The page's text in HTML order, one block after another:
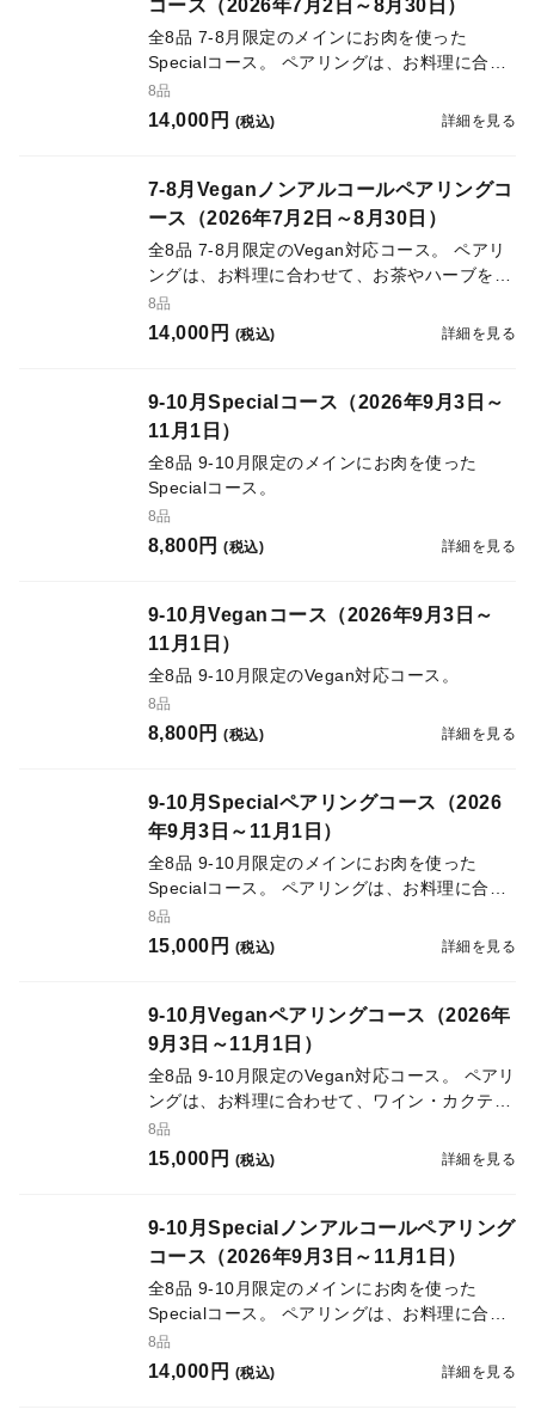
コース（2026年7月2日～8月30日）
全8品 7-8月限定のメインにお肉を使った
Specialコース。 ペアリングは、お料理に合わ
せて、お茶やハーブをベースとしたオリジナル
のノンアルコールカクテル6種をご用意。
8品
14,000円 (税込) 詳細を見る
7-8月Veganノンアルコールペアリングコ
ース（2026年7月2日～8月30日）
全8品 7-8月限定のVegan対応コース。 ペアリ
ングは、お料理に合わせて、お茶やハーブをベ
ースとしたオリジナルのノンアルコールカクテ
ル6種をご用意。
8品
14,000円 (税込) 詳細を見る
9-10月Specialコース（2026年9月3日～
11月1日）
全8品 9-10月限定のメインにお肉を使った
Specialコース。
8品
8,800円 (税込) 詳細を見る
9-10月Veganコース（2026年9月3日～
11月1日）
全8品 9-10月限定のVegan対応コース。
8品
8,800円 (税込) 詳細を見る
9-10月Specialペアリングコース（2026
年9月3日～11月1日）
全8品 9-10月限定のメインにお肉を使った
Specialコース。 ペアリングは、お料理に合わ
せて、ワイン・カクテルなどのアルコールドリ
ンク6種をご用意。
8品
15,000円 (税込) 詳細を見る
9-10月Veganペアリングコース（2026年
9月3日～11月1日）
全8品 9-10月限定のVegan対応コース。 ペアリ
ングは、お料理に合わせて、ワイン・カクテル
などのアルコールドリンク6種をご用意。
8品
15,000円 (税込) 詳細を見る
9-10月Specialノンアルコールペアリング
コース（2026年9月3日～11月1日）
全8品 9-10月限定のメインにお肉を使った
Specialコース。 ペアリングは、お料理に合わ
せて、お茶やハーブをベースとしたオリジナル
のノンアルコールカクテル6種をご用意。
8品
14,000円 (税込) 詳細を見る